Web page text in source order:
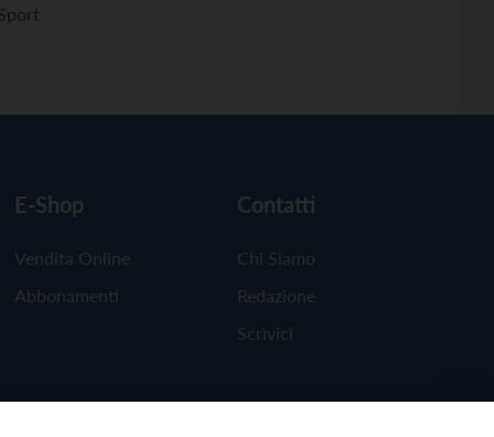
E-Shop
Vendita Online
Abbonamenti
Contatti
Chi Siamo
Redazione
Scrivici